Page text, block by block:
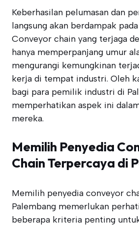
Keberhasilan pelumasan dan
langsung akan berdampak
Conveyor chain yang terjaga
hanya memperpanjang umur
mengurangi kemungkinan
kerja di tempat industri. Oleh
bagi para pemilik industri di
memperhatikan aspek ini
mereka.
Memilih Penyedia
Chain Terpercaya di
Memilih penyedia conveyor
Palembang memerlukan
beberapa kriteria penting